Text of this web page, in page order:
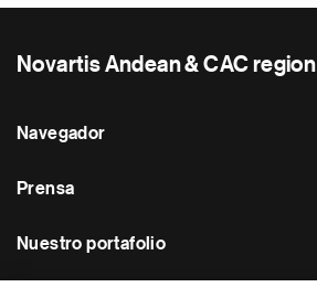
Novartis Andean & CAC region
Navegador
Prensa
Nuestro portafolio